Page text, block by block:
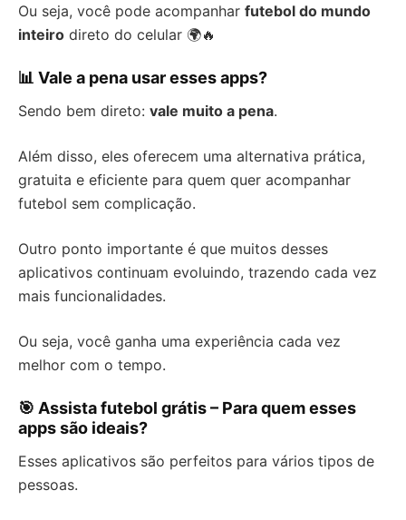
Ou seja, você pode acompanhar futebol do mundo
inteiro direto do celular 🌍🔥
📊 Vale a pena usar esses apps?
Sendo bem direto: vale muito a pena.
Além disso, eles oferecem uma alternativa prática,
gratuita e eficiente para quem quer acompanhar
futebol sem complicação.
Outro ponto importante é que muitos desses
aplicativos continuam evoluindo, trazendo cada vez
mais funcionalidades.
Ou seja, você ganha uma experiência cada vez
melhor com o tempo.
🎯 Assista futebol grátis – Para quem esses
apps são ideais?
Esses aplicativos são perfeitos para vários tipos de
pessoas.